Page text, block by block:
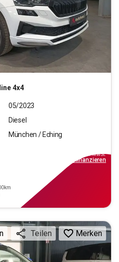
4x4
05/2023
Diesel
München / Eching
inkl.MwSt.
finanzieren
Teilen Merken